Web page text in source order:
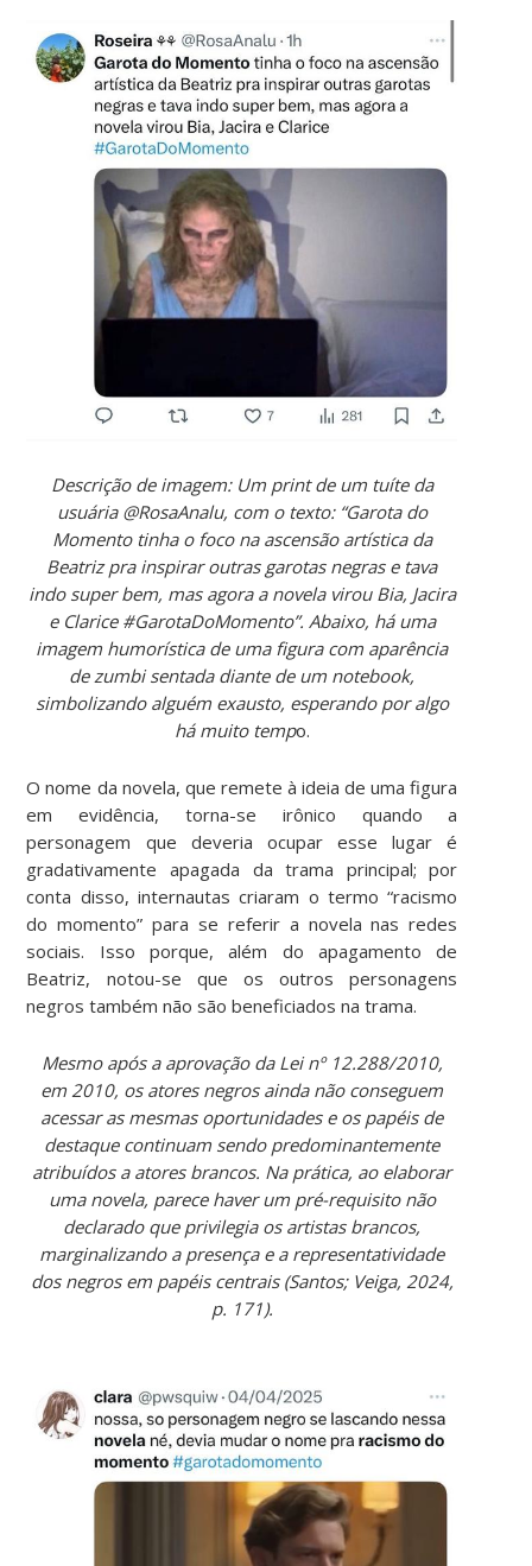
Descrição de imagem: Um print de um tuíte da
usuária @RosaAnalu, com o texto: “Garota do
Momento tinha o foco na ascensão artística da
Beatriz pra inspirar outras garotas negras e tava
indo super bem, mas agora a novela virou Bia, Jacira
e Clarice #GarotaDoMomento”. Abaixo, há uma
imagem humorística de uma figura com aparência
de zumbi sentada diante de um notebook,
simbolizando alguém exausto, esperando por algo
há muito tempo.
O nome da novela, que remete à ideia de uma figura
em evidência, torna-se irônico quando a
personagem que deveria ocupar esse lugar é
gradativamente apagada da trama principal; por
conta disso, internautas criaram o termo “racismo
do momento” para se referir a novela nas redes
sociais. Isso porque, além do apagamento de
Beatriz, notou-se que os outros personagens
negros também não são beneficiados na trama.
Mesmo após a aprovação da Lei nº 12.288/2010,
em 2010, os atores negros ainda não conseguem
acessar as mesmas oportunidades e os papéis de
destaque continuam sendo predominantemente
atribuídos a atores brancos. Na prática, ao elaborar
uma novela, parece haver um pré-requisito não
declarado que privilegia os artistas brancos,
marginalizando a presença e a representatividade
dos negros em papéis centrais (Santos; Veiga, 2024,
p. 171).